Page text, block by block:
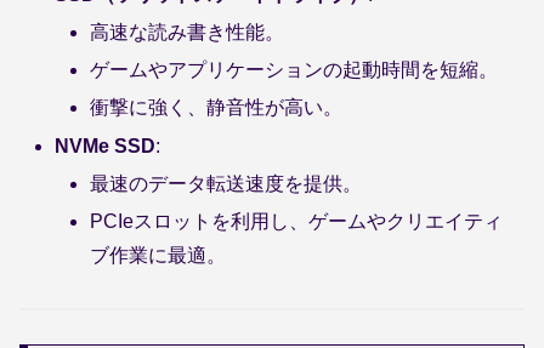
高速な読み書き性能。
ゲームやアプリケーションの起動時間を短縮。
衝撃に強く、静音性が高い。
NVMe SSD:
最速のデータ転送速度を提供。
PCIeスロットを利用し、ゲームやクリエイティ
ブ作業に最適。